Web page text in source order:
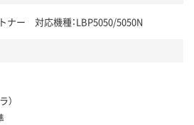
ナー 対応機種：LBP5050/5050N
）